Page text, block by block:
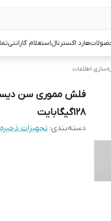
هارد اکسترنالاستعلام گارانتی
اطلاعات
128گیگابایت
دسته‌بندی: تجهیزات